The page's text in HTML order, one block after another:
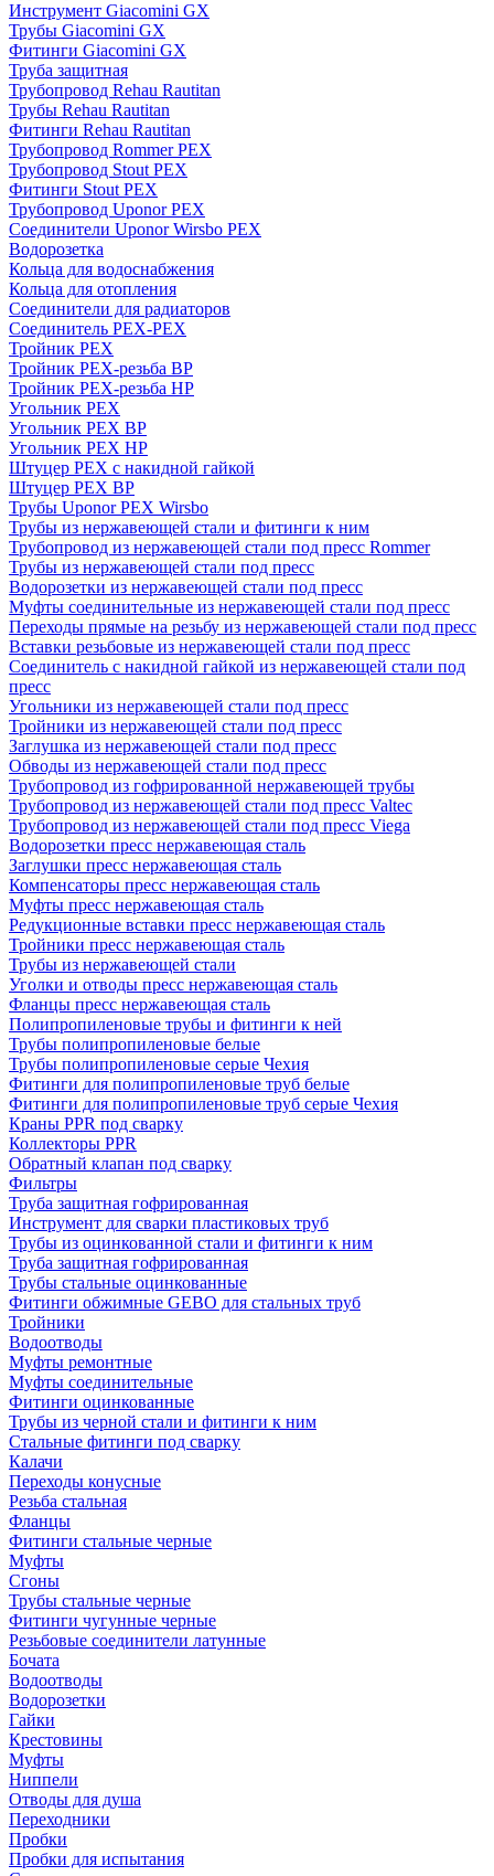
Инструмент Giacomini GX
Трубы Giacomini GX
Фитинги Giacomini GX
Труба защитная
Трубопровод Rehau Rautitan
Трубы Rehau Rautitan
Фитинги Rehau Rautitan
Трубопровод Rommer PEX
Трубопровод Stout PEX
Фитинги Stout PEX
Трубопровод Uponor PEX
Соединители Uponor Wirsbo PEX
Водорозетка
Кольца для водоснабжения
Кольца для отопления
Соединители для радиаторов
Соединитель PEX-PEX
Тройник PEX
Тройник PEX-резьба ВР
Тройник PEX-резьба НР
Угольник PEX
Угольник PEX ВР
Угольник PEX НР
Штуцер PEX c накидной гайкой
Штуцер PEX ВР
Трубы Uponor PEX Wirsbo
Трубы из нержавеющей стали и фитинги к ним
Трубопровод из нержавеющей стали под пресс Rommer
Трубы из нержавеющей стали под пресс
Водорозетки из нержавеющей стали под пресс
Муфты соединительные из нержавеющей стали под пресс
Переходы прямые на резьбу из нержавеющей стали под пресс
Вставки резьбовые из нержавеющей стали под пресс
Соединитель с накидной гайкой из нержавеющей стали под
пресс
Угольники из нержавеющей стали под пресс
Тройники из нержавеющей стали под пресс
Заглушка из нержавеющей стали под пресс
Обводы из нержавеющей стали под пресс
Трубопровод из гофрированной нержавеющей трубы
Трубопровод из нержавеющей стали под пресс Valtec
Трубопровод из нержавеющей стали под пресс Viega
Водорозетки пресс нержавеющая сталь
Заглушки пресс нержавеющая сталь
Компенсаторы пресс нержавеющая сталь
Муфты пресс нержавеющая сталь
Редукционные вставки пресс нержавеющая сталь
Тройники пресс нержавеющая сталь
Трубы из нержавеющей стали
Уголки и отводы пресс нержавеющая сталь
Фланцы пресс нержавеющая сталь
Полипропиленовые трубы и фитинги к ней
Трубы полипропиленовые белые
Трубы полипропиленовые серые Чехия
Фитинги для полипропиленовые труб белые
Фитинги для полипропиленовые труб серые Чехия
Краны PPR под сварку
Коллекторы PPR
Обратный клапан под сварку
Фильтры
Труба защитная гофрированная
Инструмент для сварки пластиковых труб
Трубы из оцинкованной стали и фитинги к ним
Труба защитная гофрированная
Трубы стальные оцинкованные
Фитинги обжимные GEBO для стальных труб
Тройники
Водоотводы
Муфты ремонтные
Муфты соединительные
Фитинги оцинкованные
Трубы из черной стали и фитинги к ним
Стальные фитинги под сварку
Калачи
Переходы конусные
Резьба стальная
Фланцы
Фитинги стальные черные
Муфты
Сгоны
Трубы стальные черные
Фитинги чугунные черные
Резьбовые соединители латунные
Бочата
Водоотводы
Водорозетки
Гайки
Крестовины
Муфты
Ниппели
Отводы для душа
Переходники
Пробки
Пробки для испытания